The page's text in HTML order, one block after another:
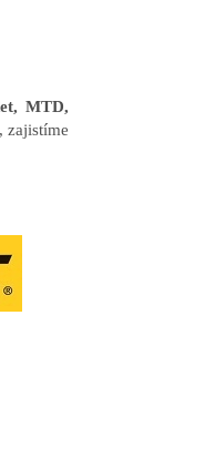
MTD,
zajistíme